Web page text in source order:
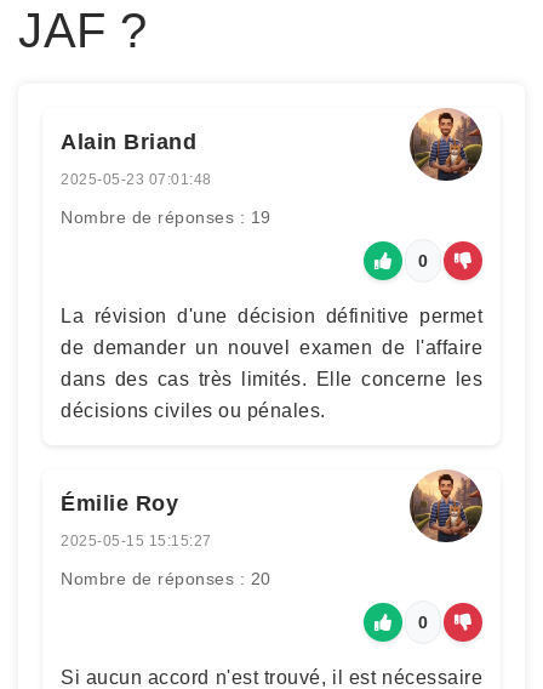
JAF ?
Alain Briand
2025-05-23 07:01:48
Nombre de réponses : 19
0
La révision d'une décision définitive permet
de demander un nouvel examen de l'affaire
dans des cas très limités. Elle concerne les
décisions civiles ou pénales.
Émilie Roy
2025-05-15 15:15:27
Nombre de réponses : 20
0
Si aucun accord n'est trouvé, il est nécessaire